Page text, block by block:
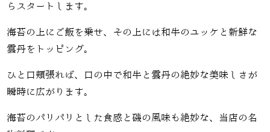
らスタートします。
海苔の上にご飯を乗せ、その上には和牛のユッケと新鮮な
雲丹をトッピング。
ひと口頬張れば、口の中で和牛と雲丹の絶妙な美味しさが
瞬時に広がります。
海苔のパリパリとした食感と磯の風味も絶妙な、当店の名